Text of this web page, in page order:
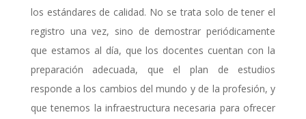
los estándares de calidad. No se trata solo de tener el
registro unavez, sino de demostrar periódicamente
que estamos al día, que los docentes cuentan conla
preparación adecuada, que el plan de estudios
responde a los cambios del mundo y de la profesión, y
que tenemos la infraestructura necesaria para ofrecer